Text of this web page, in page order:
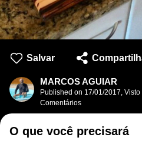
Salvar
MARCOS AGUIAR
Published on 17/01/2017, Visto
Comentários
O que você precisará